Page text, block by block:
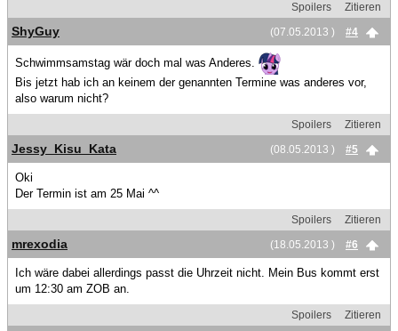
Spoilers
Zitieren
(07.05.2013 )
#4
ShyGuy
Schwimmsamstag wär doch mal was Anderes.
Bis jetzt hab ich an keinem der genannten Termine was anderes vor,
also warum nicht?
Spoilers
Zitieren
(08.05.2013 )
#5
Jessy_Kisu_Kata
Oki
Der Termin ist am 25 Mai ^^
Spoilers
Zitieren
(18.05.2013 )
#6
mrexodia
Ich wäre dabei allerdings passt die Uhrzeit nicht. Mein Bus kommt erst
um 12:30 am ZOB an.
Spoilers
Zitieren